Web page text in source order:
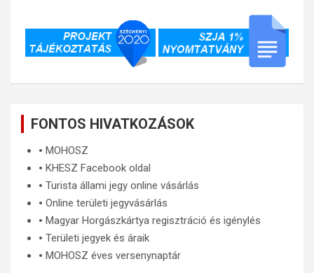
FONTOS HIVATKOZÁSOK
🞄 MOHOSZ
🞄 KHESZ Facebook oldal
🞄 Turista állami jegy online vásárlás
🞄 Online területi jegyvásárlás
🞄 Magyar Horgászkártya regisztráció és igénylés
🞄 Területi jegyek és áraik
🞄 MOHOSZ éves versenynaptár